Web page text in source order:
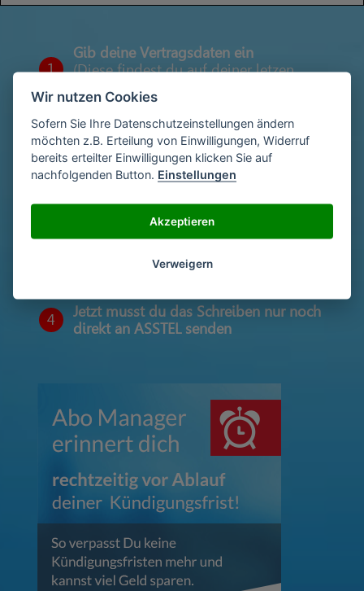
1
Gib deine Vertragsdaten ein
(Diese findest du auf deiner letzen
Abrechnung)
2
Gib deinen Namen und deine Adresse
ein
3
Unterschriebe das Schreiben mit deinem
4
Jetzt musst du das Schreiben nur noch
direkt an ASSTEL senden
Wir nutzen Cookies
Sofern Sie Ihre Datenschutzeinstellungen ändern
möchten z.B. Erteilung von Einwilligungen, Widerruf
bereits erteilter Einwilligungen klicken Sie auf
nachfolgenden Button. Einstellungen
Akzeptieren
Verweigern